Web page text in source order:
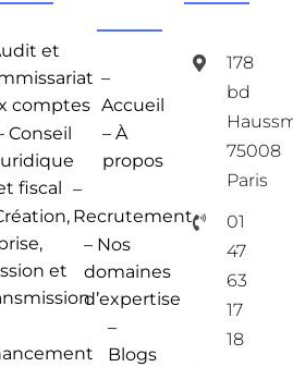
et
comptes
Conseil
fiscal
et
–
Accueil
– À
propos
–
Recrutement
– Nos
domaines
d’expertise
–
Blogs
178
bd
75008
Paris
01
47
63
17
18